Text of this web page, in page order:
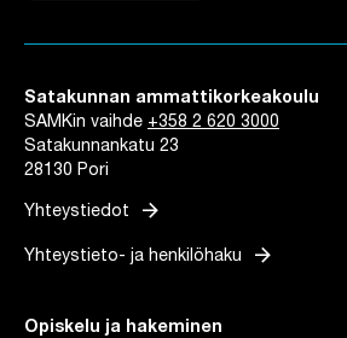
Satakunnan ammattikorkeakoulu
SAMKin vaihde +358 2 620 3000
Satakunnankatu 23
28130 Pori
Yhteystiedot arrow_forward
Yhteystieto- ja henkilöhaku arrow_forward
Opiskelu ja hakeminen